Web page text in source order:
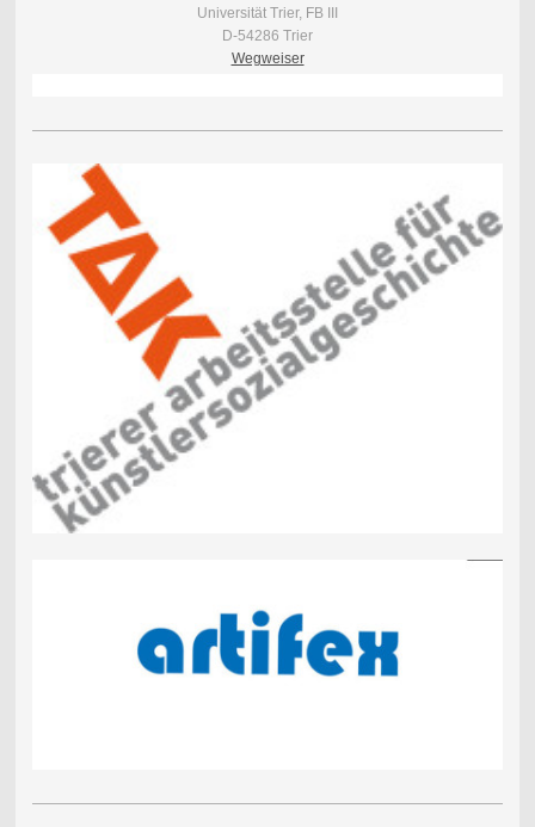
Universität Trier, FB III
D-54286 Trier
Wegweiser